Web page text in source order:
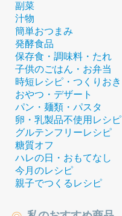
副菜
汁物
簡単おつまみ
発酵食品
保存食・調味料・たれ
子供のごはん・お弁当
時短レシピ・つくりおき
おやつ・デザート
パン・麺類・パスタ
卵・乳製品不使用レシピ
グルテンフリーレシピ
糖質オフ
ハレの日・おもてなし
今月のレシピ
親子でつくるレシピ